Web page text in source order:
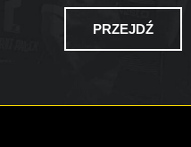
PRZEJDŹ